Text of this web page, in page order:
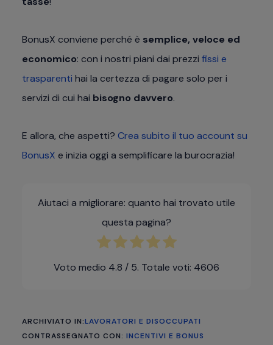
BonusX conviene perché è semplice, veloce ed
economico: con i nostri piani dai prezzi fissi e
trasparenti hai la certezza di pagare solo per i
servizi di cui hai bisogno davvero.
E allora, che aspetti? Crea subito il tuo account su
BonusX e inizia oggi a semplificare la burocrazia!
Aiutaci a migliorare: quanto hai trovato utile
questa pagina?
Voto medio 4.8 / 5. Totale voti: 4606
ARCHIVIATO IN:LAVORATORI E DISOCCUPATI
CONTRASSEGNATO CON: INCENTIVI E BONUS